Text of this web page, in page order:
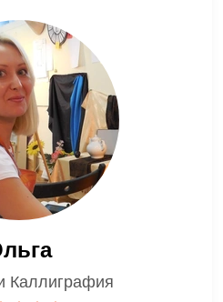
Каллиграфия